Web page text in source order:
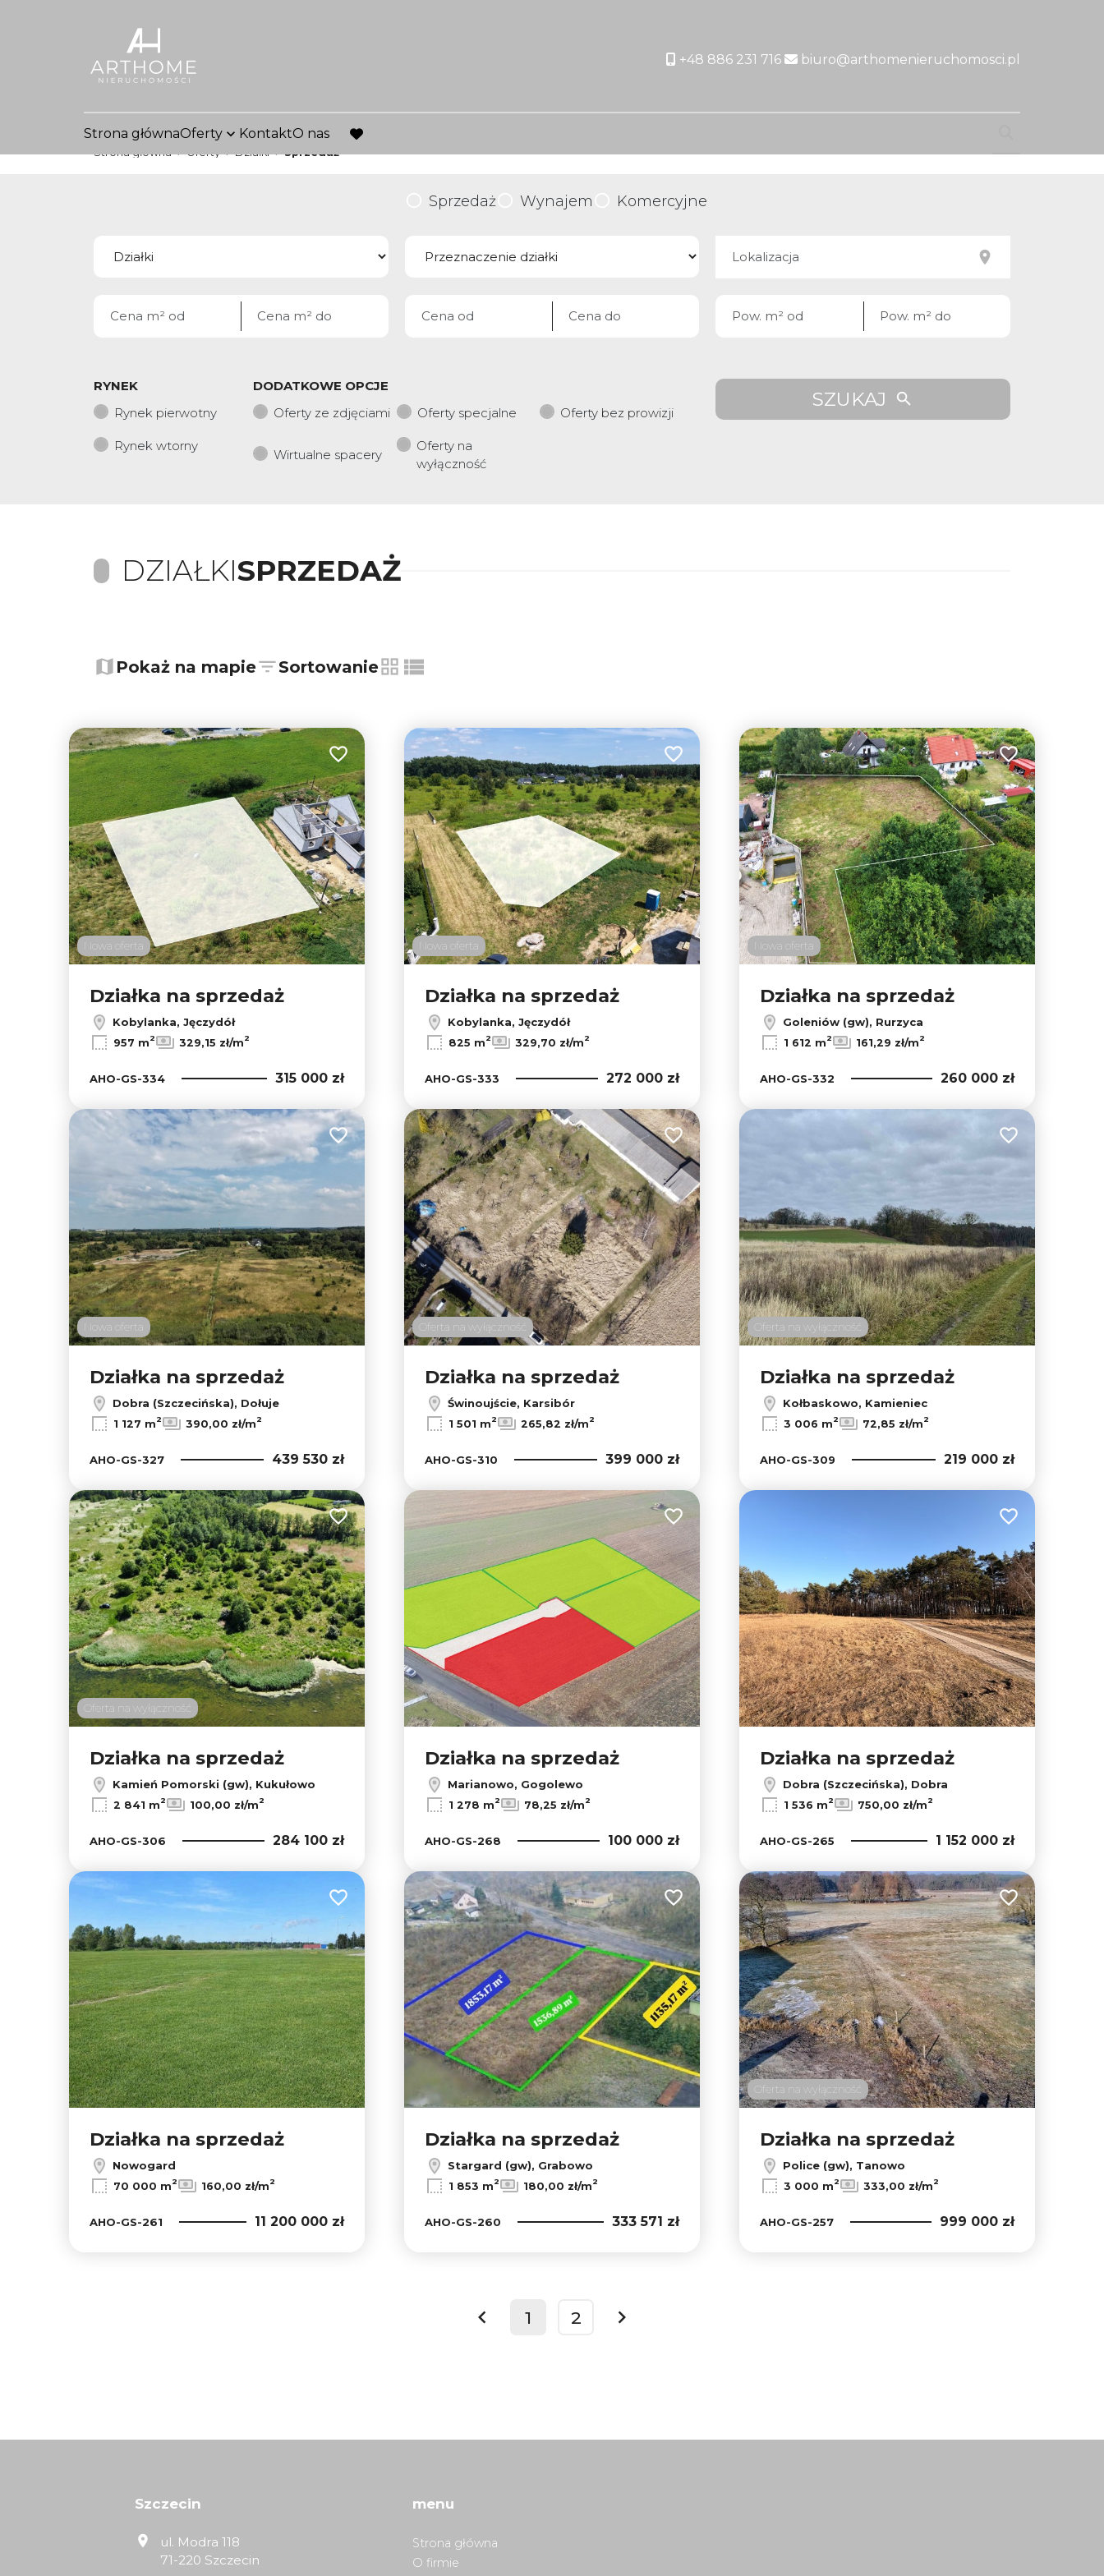
+48 886 231 716 biuro@arthomenieruchomosci.pl
Strona głównaOferty KontaktO nas
favorite
Strona główna Oferty Działki Sprzedaż
Sprzedaż Wynajem Komercyjne
RYNEK
Rynek pierwotny
Rynek wtorny
DODATKOWE OPCJE
Oferty ze zdjęciami
Oferty specjalne Oferty bez prowizji
Wirtualne spacery
Oferty na
wyłączność
SZUKAJ
DZIAŁKISPRZEDAŻ
6
6
−
Leaflet|© OpenMapTiles © OpenStreetMap contributors
Pokaż na mapie Sortowanie
tabela
lista
Nowa oferta
Dodaj do ulubionych
Działka na sprzedaż
Kobylanka, Jęczydół
957 m2 329,15 zł/m2
AHO-GS-334 315 000 zł
Nowa oferta
Dodaj do ulubionych
Działka na sprzedaż
Kobylanka, Jęczydół
825 m2 329,70 zł/m2
AHO-GS-333 272 000 zł
Nowa oferta
Dodaj do
Działka na sprzedaż
Goleniów (gw), Rurzyca
1 612 m2 161,29 zł/m2
AHO-GS-332 260 000 zł
Nowa oferta
Dodaj do ulubionych
Działka na sprzedaż
Dobra (Szczecińska), Dołuje
1 127 m2 390,00 zł/m2
AHO-GS-327 439 530 zł
Oferta na wyłączność
Dodaj do ulubionych
Działka na sprzedaż
Świnoujście, Karsibór
1 501 m2 265,82 zł/m2
AHO-GS-310 399 000 zł
Oferta na wyłączność
Dodaj do
Działka na sprzedaż
Kołbaskowo, Kamieniec
3 006 m2 72,85 zł/m2
AHO-GS-309 219 000 zł
Oferta na wyłączność
Dodaj do ulubionych
Działka na sprzedaż
Kamień Pomorski (gw), Kukułowo
2 841 m2 100,00 zł/m2
AHO-GS-306 284 100 zł
Dodaj do ulubionych
Działka na sprzedaż
Marianowo, Gogolewo
1 278 m2 78,25 zł/m2
AHO-GS-268 100 000 zł
Dodaj do
Działka na sprzedaż
Dobra (Szczecińska), Dobra
1 536 m2 750,00 zł/m2
AHO-GS-265 1 152 000 zł
Dodaj do ulubionych
Działka na sprzedaż
Nowogard
70 000 m2 160,00 zł/m2
AHO-GS-261 11 200 000 zł
Dodaj do ulubionych
Działka na sprzedaż
Stargard (gw), Grabowo
1 853 m2 180,00 zł/m2
AHO-GS-260 333 571 zł
Oferta na wyłączność
Dodaj do
Działka na sprzedaż
Police (gw), Tanowo
3 000 m2 333,00 zł/m2
AHO-GS-257 999 000 zł
prev
1 2
next
Szczecin
ul. Modra 118
71-220 Szczecin
menu
Strona główna
O firmie